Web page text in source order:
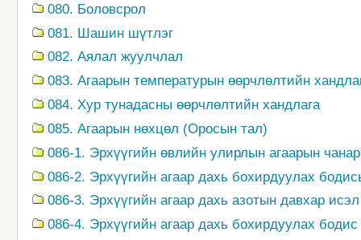
080. Боловсрол
081. Шашин шүтлэг
082. Аялал жуулчлал
083. Агаарын температурын өөрчлөлтийн
084. Хур тунадасны өөрчлөлтийн хандлага
085. Агаарын нөхцөл (Оросын тал)
086-1. Эрхүүгийн өвлийн улирлын агаарын чанар
086-2. Эрхүүгийн агаар дахь бохирдуулах
086-3. Эрхүүгийн агаар дахь азотын давхар
086-4. Эрхүүгийн агаар дахь бохирдуулах